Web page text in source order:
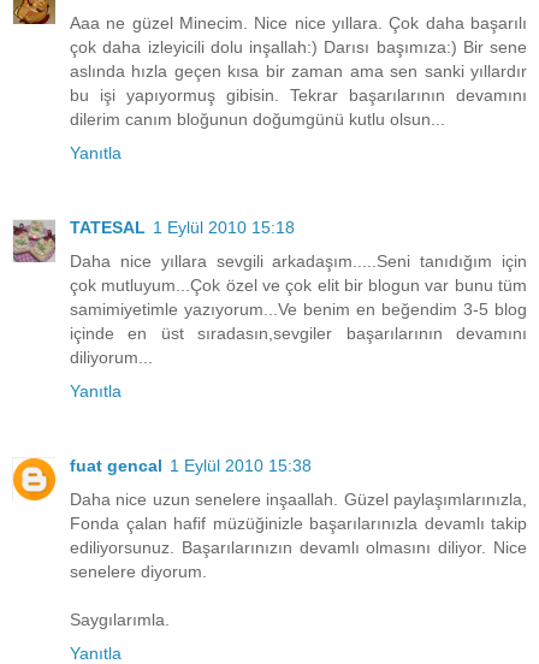
Aaa ne güzel Minecim. Nice nice yıllara. Çok daha başarılı
çok daha izleyicili dolu inşallah:) Darısı başımıza:) Bir sene
aslında hızla geçen kısa bir zaman ama sen sanki yıllardır
bu işi yapıyormuş gibisin. Tekrar başarılarının devamını
dilerim canım bloğunun doğumgünü kutlu olsun...
Yanıtla
TATESAL 1 Eylül 2010 15:18
Daha nice yıllara sevgili arkadaşım.....Seni tanıdığım için
çok mutluyum...Çok özel ve çok elit bir blogun var bunu tüm
samimiyetimle yazıyorum...Ve benim en beğendim 3-5 blog
içinde en üst sıradasın,sevgiler başarılarının devamını
diliyorum...
Yanıtla
fuat gencal 1 Eylül 2010 15:38
Daha nice uzun senelere inşaallah. Güzel paylaşımlarınızla,
Fonda çalan hafif müzüğinizle başarılarınızla devamlı takip
ediliyorsunuz. Başarılarınızın devamlı olmasını diliyor. Nice
senelere diyorum.
Saygılarımla.
Yanıtla